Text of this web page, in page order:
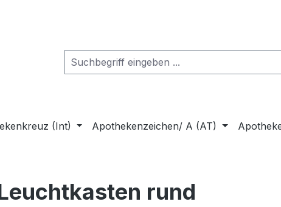
(Int) Apothekenzeichen/ A (AT)
rund